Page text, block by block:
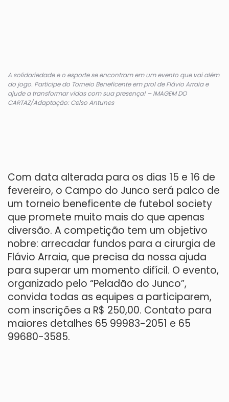
A solidariedade e o esporte se encontram em um evento que vai além
do jogo. Participe do Torneio Beneficente em prol de Flávio Arraia e
ajude a transformar vidas com sua presença! – IMAGEM DO
CARTAZ/Adaptação: Celso Antunes
Com data alterada para os dias 15 e 16 de
fevereiro, o Campo do Junco será palco de
um torneio beneficente de futebol society
que promete muito mais do que apenas
diversão. A competição tem um objetivo
nobre: arrecadar fundos para a cirurgia de
Flávio Arraia, que precisa da nossa ajuda
para superar um momento difícil. O evento,
organizado pelo “Peladão do Junco”,
convida todas as equipes a participarem,
com inscrições a R$ 250,00. Contato para
maiores detalhes 65 99983-2051 e 65
99680-3585.